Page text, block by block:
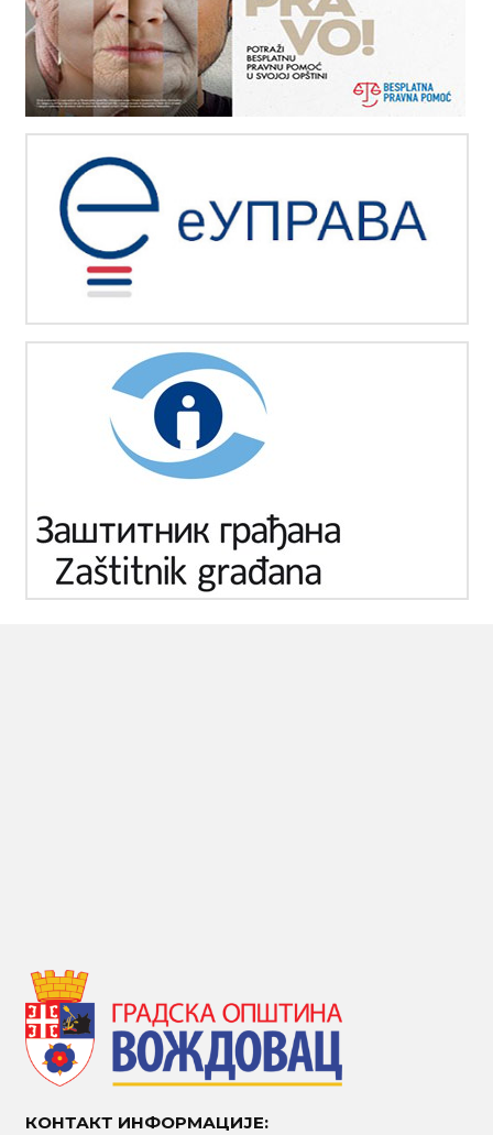
КОНТАКТ ИНФОРМАЦИЈЕ: